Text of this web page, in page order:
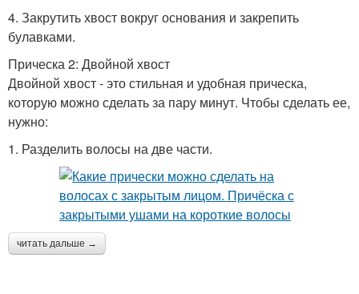
4. Закрутить хвост вокруг основания и закрепить
булавками.
Прическа 2: Двойной хвост
Двойной хвост - это стильная и удобная прическа,
которую можно сделать за пару минут. Чтобы сделать ее,
нужно:
1. Разделить волосы на две части.
читать дальше →